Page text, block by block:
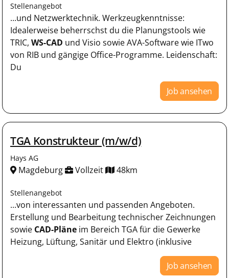
Stellenangebot
...und Netzwerktechnik. Werkzeugkenntnisse:
Idealerweise beherrschst du die Planungstools wie
TRIC, WS-CAD und Visio sowie AVA-Software wie ITwo
von RIB und gängige Office-Programme. Leidenschaft:
Du
Job ansehen
TGA Konstrukteur (m/w/d)
Hays AG
Magdeburg Vollzeit 48km
Stellenangebot
...von interessanten und passenden Angeboten.
Erstellung und Bearbeitung technischer Zeichnungen
sowie CAD-Pläne im Bereich TGA für die Gewerke
Heizung, Lüftung, Sanitär und Elektro (inklusive
Job ansehen